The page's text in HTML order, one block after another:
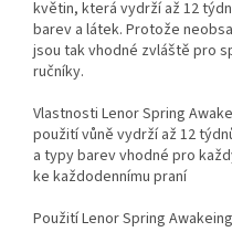
květin, která vydrží až 12
barev a látek. Protože
jsou tak vhodné zvláště pro
ručníky.
Vlastnosti Lenor Spring
použití vůně vydrží až 12
a typy barev vhodné pro
ke každodennímu praní
Použití Lenor Spring